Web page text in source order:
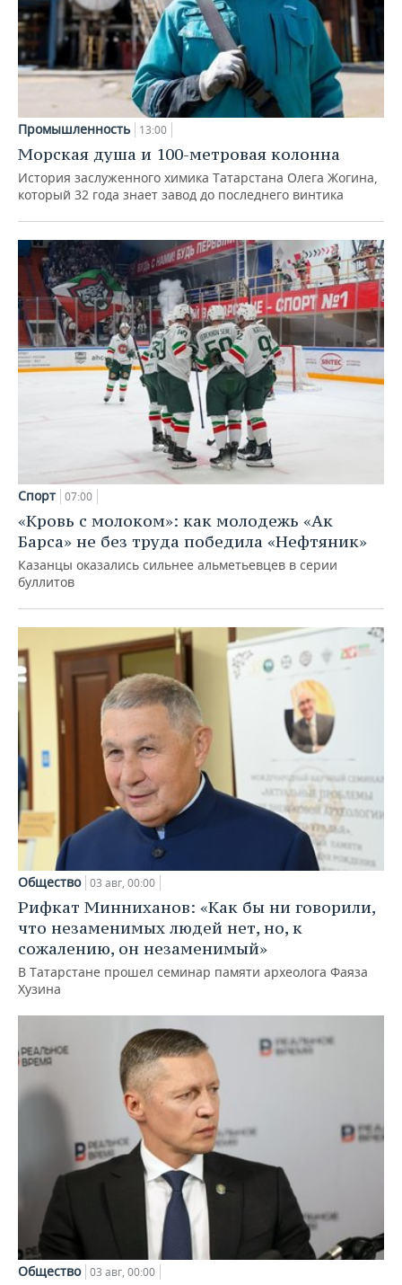
Промышленность 13:00
Морская душа и 100-метровая колонна
История заслуженного химика Татарстана Олега Жогина,
который 32 года знает завод до последнего винтика
Спорт 07:00
«Кровь с молоком»: как молодежь «Ак
Барса» не без труда победила «Нефтяник»
Казанцы оказались сильнее альметьевцев в серии
буллитов
Общество 03 авг, 00:00
Рифкат Минниханов: «Как бы ни говорили,
что незаменимых людей нет, но, к
сожалению, он незаменимый»
В Татарстане прошел семинар памяти археолога Фаяза
Хузина
Общество 03 авг, 00:00